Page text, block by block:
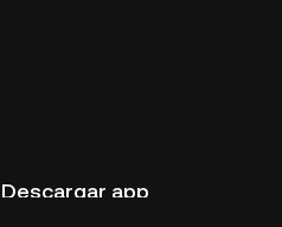
Descargar app